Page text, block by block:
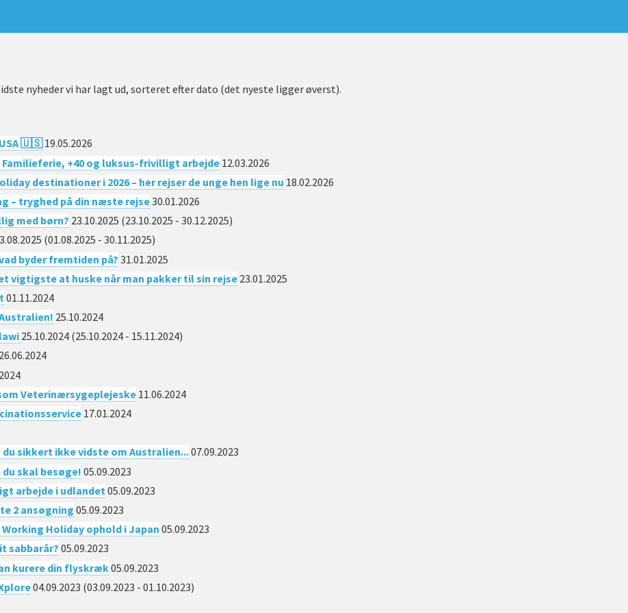
nyheder vi har lagt ud, sorteret efter dato (det nyeste ligger øverst).
🇺🇸19.05.2026
Familieferie, +40 og luksus-frivilligt arbejde 12.03.2026
destinationer i 2026 – her rejser de unge hen lige nu 18.02.2026
– tryghed på din næste rejse30.01.2026
med børn? 23.10.2025 (23.10.2025 - 30.12.2025)
(01.08.2025 - 30.11.2025)
byder fremtiden på? 31.01.2025
vigtigste at huske når man pakker til sin rejse 23.01.2025
01.11.2024
25.10.2024
25.10.2024 (25.10.2024 - 15.11.2024)
26.06.2024
Veterinærsygeplejeske11.06.2024
17.01.2024
sikkert ikke vidste om Australien​​...07.09.2023
du skal besøge!05.09.2023
arbejde i udlandet 05.09.2023
2 ansøgning 05.09.2023
Holiday ophold i Japan 05.09.2023
sabbarår? 05.09.2023
kurere din flyskræk05.09.2023
04.09.2023 (03.09.2023 - 01.10.2023)